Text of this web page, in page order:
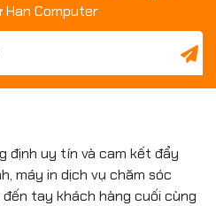
Computer
định uy tín và cam kết đẩy
máy in dịch vụ chăm sóc
tay khách hàng cuối cùng